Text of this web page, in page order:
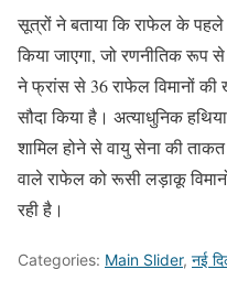
सूत्रों ने बताया कि राफेल के
किया जाएगा, जो रणनीतिक रूप
ने फ्रांस से 36 राफेल विमानों
सौदा किया है। अत्याधुनिक
शामिल होने से वायु सेना की
वाले राफेल को रूसी लड़ाकू
रही है।
Categories: Main Slider, नई